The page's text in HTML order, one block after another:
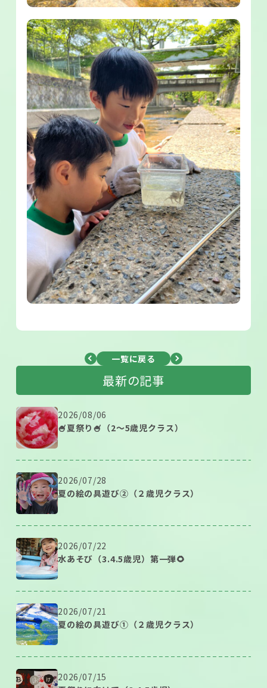
一覧に戻る
最新の記事
2026/08/06
🍧夏祭り🍧（2～5歳児クラス）
2026/07/28
夏の絵の具遊び②（２歳児クラス）
2026/07/22
水あそび（3.4.5歳児）第一弾🌻
2026/07/21
夏の絵の具遊び①（２歳児クラス）
2026/07/15